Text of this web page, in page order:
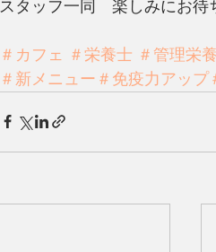
スタッフ一同　楽しみにお待
＃カフェ ＃栄養士 ＃管理栄
＃新メニュー＃免疫力アップ